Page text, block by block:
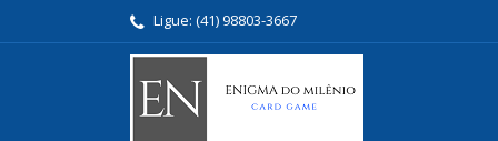
Ligue: (41) 98803-3667